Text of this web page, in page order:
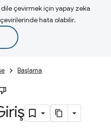
çevirmek için yapay zeka
hata olabilir.
Başlama